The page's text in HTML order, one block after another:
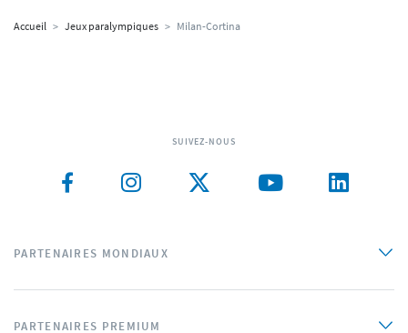
Accueil > Jeux paralympiques > Milan-Cortina
SUIVEZ-NOUS
PARTENAIRES MONDIAUX
PARTENAIRES PREMIUM